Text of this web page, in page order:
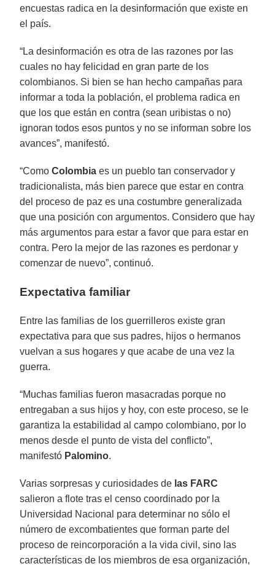
encuestas radica en la desinformación que existe en
el país.
“La desinformación es otra de las razones por las
cuales no hay felicidad en gran parte de los
colombianos. Si bien se han hecho campañas para
informar a toda la población, el problema radica en
que los que están en contra (sean uribistas o no)
ignoran todos esos puntos y no se informan sobre los
avances”, manifestó.
“ComoColombia es un pueblo tan conservador y
tradicionalista, más bien parece que estar en contra
del proceso de paz es una costumbre generalizada
que una posición con argumentos. Considero que hay
más argumentos para estar a favor que para estar en
contra. Pero la mejor de las razones es perdonar y
comenzar de nuevo”, continuó.
Expectativa familiar
Entre las familias de los guerrilleros existe gran
expectativa para que sus padres, hijos o hermanos
vuelvan a sus hogares y que acabe de una vez la
guerra.
“Muchas familias fueron masacradas porque no
entregaban a sus hijos y hoy, con este proceso, se le
garantiza la estabilidad al campo colombiano, por lo
menos desde el punto de vista del conflicto”,
manifestó Palomino.
Varias sorpresas y curiosidades de las FARC
salieron a flote tras el censo coordinado por la
Universidad Nacional para determinar no sólo el
número de excombatientes que forman parte del
proceso de reincorporación a la vida civil, sino las
características de los miembros de esa organización,